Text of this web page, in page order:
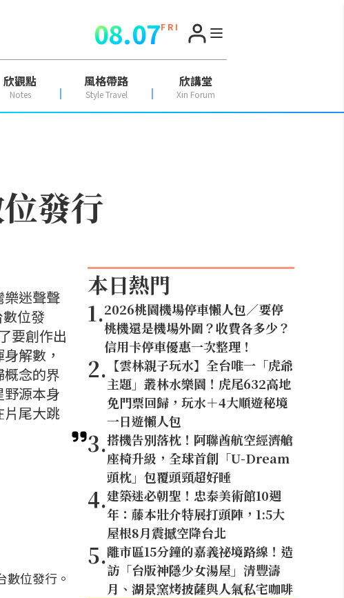
08.07F R I
欣觀點
Notes
風格帶路
Style Travel
欣講堂
Xin Forum
發行
樂迷聲聲
位發
要創作出
解數，
念的界
源本身
片尾大跳
位發行。
本日熱門
1.2026桃園機場停車懶人包／要停
桃機還是機場外圍？收費各多少？
信用卡停車優惠一次整理！
2. 【雲林親子玩水】全台唯一「虎爺
主題」叢林水樂園！虎尾632高地
免門票回歸，玩水＋4大順遊秘境
一日遊懶人包
3.搭機告別落枕！阿聯酋航空經濟艙
座椅升級，全球首創「U-Dream
頭枕」包覆頭頸超好睡
4.建築迷必朝聖！忠泰美術館10週
年：藤本壯介特展打頭陣，1:5大
屋根8月震撼空降台北
5.離市區15分鐘的嘉義祕境路線！造
訪「台版神隱少女湯屋」清豐濤
月、湖景窯烤披薩與人氣私宅咖啡